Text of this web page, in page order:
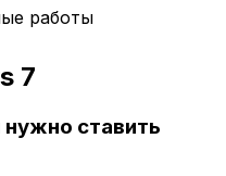
работы
7
ставить